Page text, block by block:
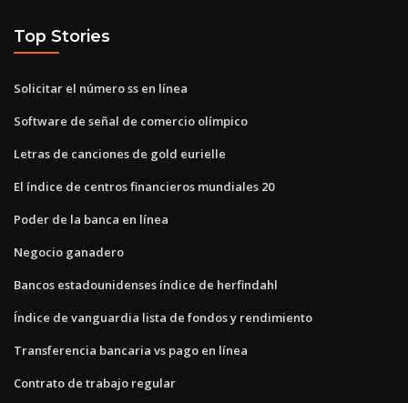
Top Stories
Solicitar el número ss en línea
Software de señal de comercio olímpico
Letras de canciones de gold eurielle
El índice de centros financieros mundiales 20
Poder de la banca en línea
Negocio ganadero
Bancos estadounidenses índice de herfindahl
Índice de vanguardia lista de fondos y rendimiento
Transferencia bancaria vs pago en línea
Contrato de trabajo regular